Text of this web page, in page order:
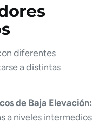
diferentes
a distintas
de Baja Elevación:
a niveles intermedios